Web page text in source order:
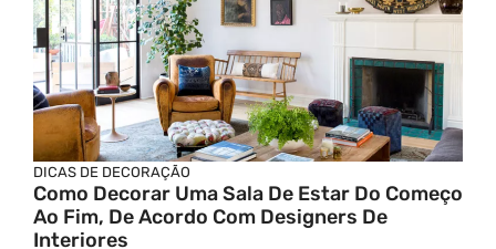
DICAS DE DECORAÇÃO
Como Decorar Uma Sala De Estar Do Começo
Ao Fim, De Acordo Com Designers De
Interiores